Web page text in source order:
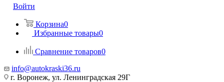
Войти
Корзина0
Избранные товары0
Сравнение товаров0
info@autokraski36.ru
г. Воронеж, ул. Ленинградская 29Г